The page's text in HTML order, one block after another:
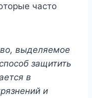
чacтo
выдeляeмoe
зaщитить
в
и